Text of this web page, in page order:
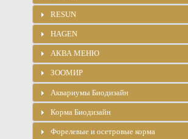
RESUN
HAGEN
АКВА МЕНЮ
ЗООМИР
Аквариумы Биодизайн
Корма Биодизайн
Форелевые и осетровые корма